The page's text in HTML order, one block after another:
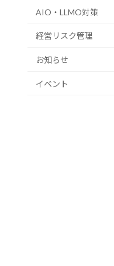
AIO・LLMO対策
経営リスク管理
お知らせ
イベント